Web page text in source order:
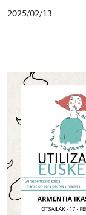
2025/02/13
Irudia